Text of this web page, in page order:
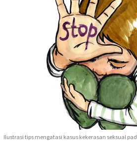
Ilustrasi tips mengatasi kasus kekerasan seksual